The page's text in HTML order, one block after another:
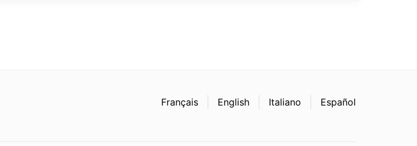
Français English Italiano Español